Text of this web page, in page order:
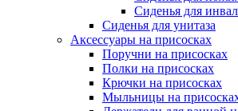
Сиденья для
Сиденья для унитаза
Аксессуары на присосках
Поручни на присосках
Полки на присосках
Крючки на присосках
Мыльницы на